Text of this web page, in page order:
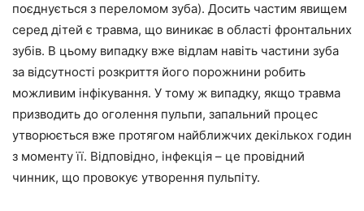
поєднується з переломом зуба). Досить частим явищем
серед дітей є травма, що виникає в області фронтальних
зубів. В цьому випадку вже відлам навіть частини зуба
за відсутності розкриття його порожнини робить
можливим інфікування. У тому ж випадку, якщо травма
призводить до оголення пульпи, запальний процес
утворюється вже протягом найближчих декількох годин
з моменту її. Відповідно, інфекція – це провідний
чинник, що провокує утворення пульпіту.